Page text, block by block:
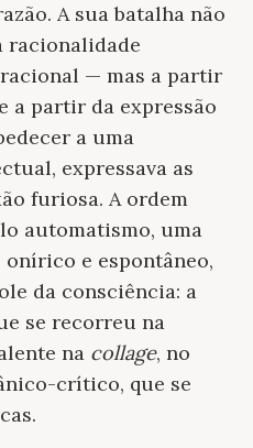
A sua batalha não
racionalidade
— mas a partir
a partir da expressão
a uma
expressava as
furiosa. A ordem
automatismo, uma
onírico e espontâneo,
da consciência: a
se recorreu na
na collage, no
crítico, que se